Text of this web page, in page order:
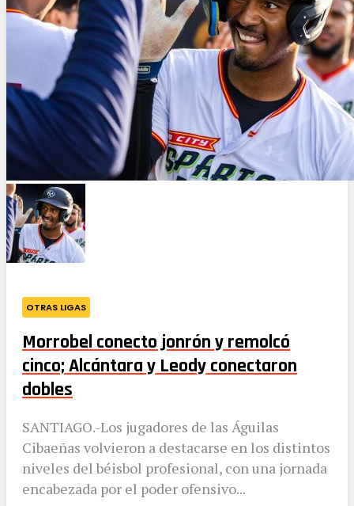
OTRAS LIGAS
Morrobel conecto jonrón y remolcó
cinco; Alcántara y Leody conectaron
dobles
SANTIAGO.-Los jugadores de las Águilas
Cibaeñas volvieron a destacarse en los distintos
niveles del béisbol profesional, con una jornada
encabezada por el poder ofensivo...